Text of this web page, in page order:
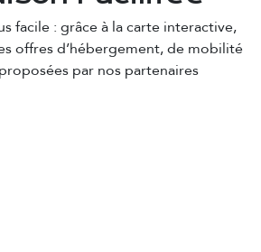
facile : grâce à la carte interactive,
offres d’hébergement, de mobilité
par nos partenaires